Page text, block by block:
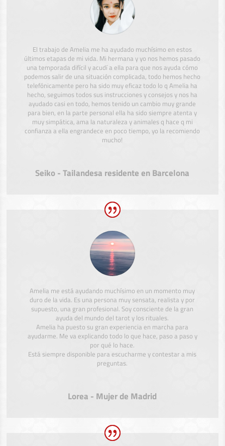
El trabajo de Amelia me ha ayudado muchísimo en estos
últimos etapas de mi vida. Mi hermana y yo nos hemos pasado
una temporada difícil y acudí a ella para que nos ayuda cómo
podemos salir de una situación complicada, todo hemos hecho
telefónicamente pero ha sido muy eficaz todo lo q Amelia ha
hecho, seguimos todos sus instrucciones y consejos y nos ha
ayudado casi en todo, hemos tenido un cambio muy grande
para bien, en la parte personal ella ha sido siempre atenta y
muy simpática, ama la naturaleza y animales q hace q mi
confianza a ella engrandece en poco tiempo, yo la recomiendo
mucho!
Seiko - Tailandesa residente en Barcelona
Amelia me está ayudando muchísimo en un momento muy
duro de la vida. Es una persona muy sensata, realista y por
supuesto, una gran profesional. Soy consciente de la gran
ayuda del mundo del tarot y los rituales.
Amelia ha puesto su gran experiencia en marcha para
ayudarme. Me va explicando todo lo que hace, paso a paso y
por qué lo hace.
Está siempre disponible para escucharme y contestar a mis
preguntas.
Lorea - Mujer de Madrid